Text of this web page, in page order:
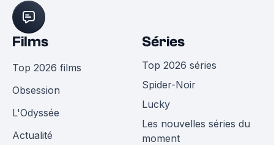
Films
Top 2026 films
Obsession
L'Odyssée
Actualité
Séries
Top 2026 séries
Spider-Noir
Lucky
Les nouvelles séries du
moment